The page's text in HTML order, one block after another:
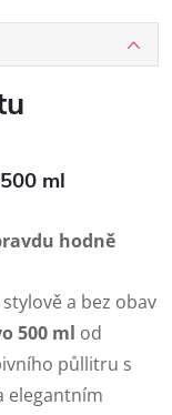
ml
hodně
a bez obav
500 ml od
půllitru s
elegantním